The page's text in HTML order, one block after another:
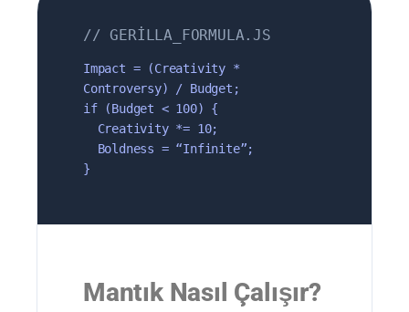
// GERİLLA_FORMULA.JS
Impact = (Creativity *
Controversy) / Budget;
if (Budget < 100) {
Creativity *= 10;
Boldness = “Infinite”;
}
Mantık Nasıl Çalışır?